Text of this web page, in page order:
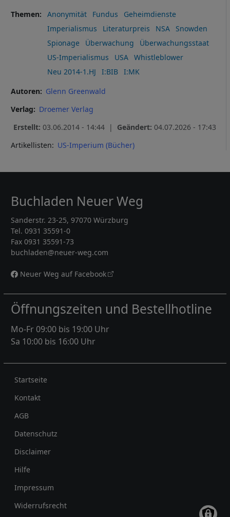
Themen Anonymität Fundus
Geheimdienste
Imperialismus
Literaturpreis NSA
Snowden
Spionage
Überwachung
Überwachungsstaat
US-Imperialismus
USA
Whistleblower
Neu 2014-1.HJ
I:BIB I:MK
Autoren
Glenn Greenwald
Verlag
Droemer Verlag
Erstellt: 03.06.2014 - 14:44 | Geändert: 04.07.2026 - 17:43
Artikellisten: US-Imperium (Bücher)
Buchladen Neuer Weg
Sanderstr. 23-25, 97070 Würzburg
Tel. 0931 35591-0
Fax 0931 35591-73
buchladen@neuer-weg.com
Neuer Weg auf Facebook
Öffnungszeiten und Bestellhotline
Mo-Fr 09:00 bis 19:00 Uhr
Sa 10:00 bis 16:00 Uhr
Rechtliches
Startseite
Kontakt
AGB
Datenschutz
Disclaimer
Hilfe
Impressum
Widerrufsrecht